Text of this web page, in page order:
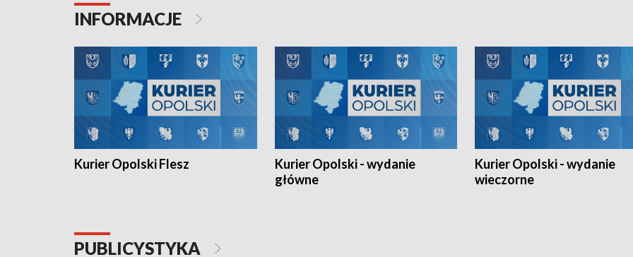
torowym.
INFORMACJE
Kurier Opolski Flesz
Kurier Opolski - wydanie
główne
Kurier Opolski - wydanie
wieczorne
PUBLICYSTYKA